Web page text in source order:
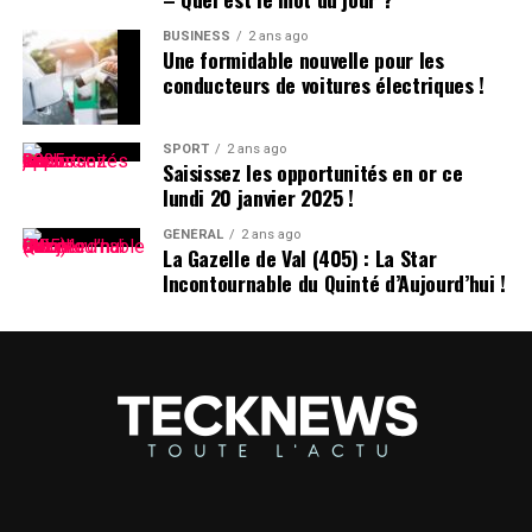
Prénom
Le choix d’un prénom peut avoir un impact significatif
sur notre identité personnelle tout au long de notre
existence. Que ce soit pour se distinguer ou pour
s’intégrer dans un groupe social spécifique, chaque
individu développe une relation particulière avec son
propre nom.
les prénoms ne sont pas simplement des désignations ;
BUSINESS 2 ans ago
Une formidable nouvelle pour les
conducteurs de voitures électriques !
SPORT 2 ans ago
Saisissez les opportunités en or ce
lundi 20 janvier 2025 !
GÉNÉRAL 2 ans ago
La Gazelle de Val (405) : La Star
Incontournable du Quinté d’Aujourd’hui !